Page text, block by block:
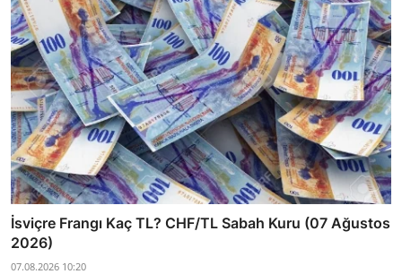
İsviçre Frangı Kaç TL? CHF/TL Sabah Kuru (07 Ağustos
2026)
07.08.2026 10:20